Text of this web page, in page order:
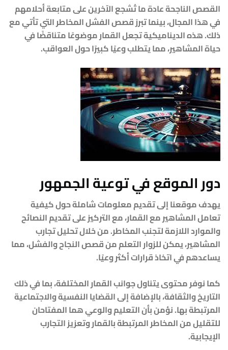
القصص الناجحة عادة ما تُشجع الآخرين على متابعة أحلامهم
في هذا المجال، بينما تبرز قصص الفشل المخاطر التي تأتي مع
ذلك. هذه الديناميكية تجعل القمار موضوعًا متناقضًا في
حياة المشاهير، مما يتطلب وعيًا كبيرًا حول العواقب.
دور الموقع في توعية الجمهور
يهدف موقعنا إلى تقديم معلومات شاملة حول كيفية
تعامل المشاهير مع القمار، مع التركيز على تقديم النصائح
والموارد اللازمة لتجنب المخاطر. من خلال تحليل تجارب
المشاهير، يمكن للزوار التعلم من قصص النجاح والفشل، مما
يساعدهم في اتخاذ قرارات أكثر وعيًا.
كما نوفر محتوى يتناول جوانب القمار المختلفة، بما في ذلك
التاريخ والثقافة، بالإضافة إلى القضايا النفسية والاجتماعية
المرتبطة بها. نؤمن بأن التعليم والوعي هما المفتاحان
للتقليل من المخاطر المرتبطة بالقمار وتعزيز التجارب
الإيجابية.